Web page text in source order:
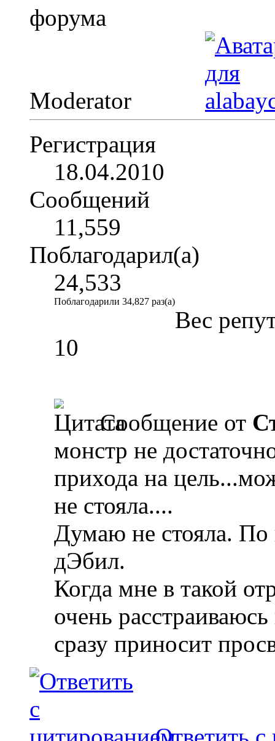
Moderator
Регистрация
18.04.2010
Сообщений
11,559
Поблагодарил(а)
24,533
Поблагодарили 34,827 раз(а)
Вес
10
Сообщение от
монстр не
прихода на
не стояла....
Думаю не стояла. По
дЭбил.
Когда мне в такой
очень
сразу приносит